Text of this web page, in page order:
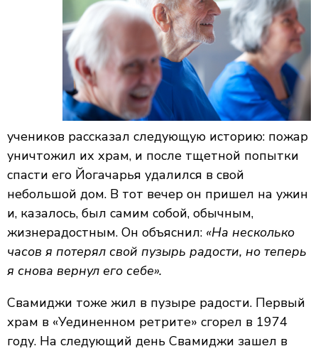
учеников рассказал следующую историю: пожар
уничтожил их храм, и после тщетной попытки
спасти его Йогачарья удалился в свой
небольшой дом. В тот вечер он пришел на ужин
и, казалось, был самим собой, обычным,
жизнерадостным. Он объяснил: «На несколько
часов я потерял свой пузырь радости, но теперь
я снова вернул его себе».
Свамиджи тоже жил в пузыре радости. Первый
храм в «Уединенном ретрите» сгорел в 1974
году. На следующий день Свамиджи зашел в